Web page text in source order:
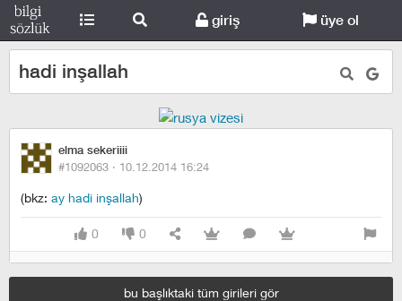
giriş üye ol
hadi inşallah
elma sekeriiii
#1092063 · 10.12.2014 16:24
(bkz: ay hadi inşallah)
0 0
bu başlıktaki tüm girileri gör